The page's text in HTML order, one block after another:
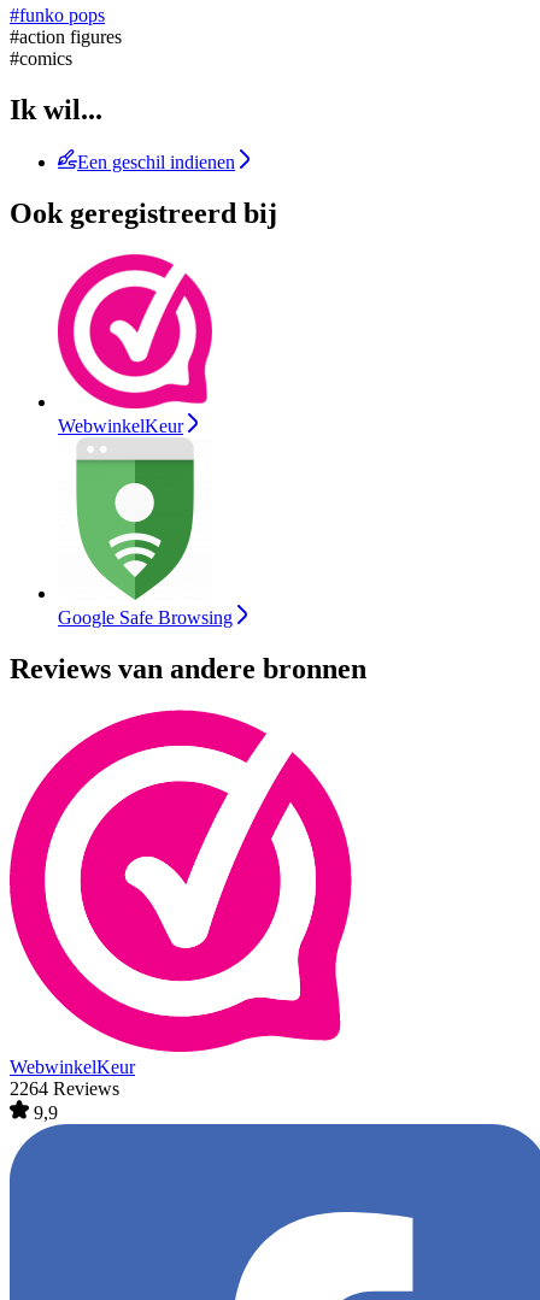
#funko pops
#action figures
#comics
Ik wil...
Een geschil indienen
Ook geregistreerd bij
WebwinkelKeur
Google Safe Browsing
Reviews van andere bronnen
WebwinkelKeur
2264 Reviews
9,9